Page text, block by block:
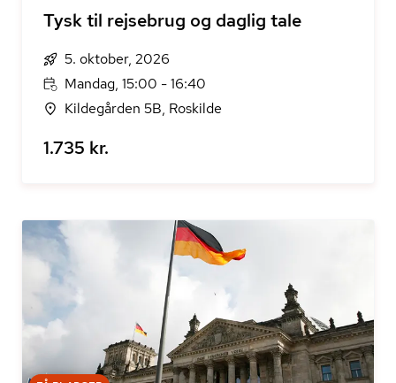
Tysk til rejsebrug og daglig tale
5. oktober, 2026
Mandag, 15:00 - 16:40
Kildegården 5B, Roskilde
1.735 kr.